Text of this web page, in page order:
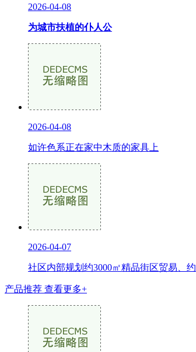
2026-04-08
为城市扶植的仆人公
2026-04-08
如许色系正在家中木质的家具上
2026-04-07
社区内部规划约3000㎡精品街区贸易、约
产品推荐 查看更多+